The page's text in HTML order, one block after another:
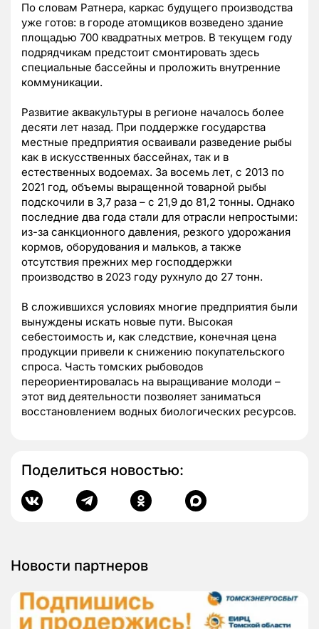
По словам Ратнера, каркас будущего производства
уже готов: в городе атомщиков возведено здание
площадью 700 квадратных метров. В текущем году
подрядчикам предстоит смонтировать здесь
специальные бассейны и проложить внутренние
коммуникации.
Развитие аквакультуры в регионе началось более
десяти лет назад. При поддержке государства
местные предприятия осваивали разведение рыбы
как в искусственных бассейнах, так и в
естественных водоемах. За восемь лет, с 2013 по
2021 год, объемы выращенной товарной рыбы
подскочили в 3,7 раза – с 21,9 до 81,2 тонны. Однако
последние два года стали для отрасли непростыми:
из-за санкционного давления, резкого удорожания
кормов, оборудования и мальков, а также
отсутствия прежних мер господдержки
производство в 2023 году рухнуло до 27 тонн.
В сложившихся условиях многие предприятия были
вынуждены искать новые пути. Высокая
себестоимость и, как следствие, конечная цена
продукции привели к снижению покупательского
спроса. Часть томских рыбоводов
переориентировалась на выращивание молоди –
этот вид деятельности позволяет заниматься
восстановлением водных биологических ресурсов.
Поделиться новостью:
Новости партнеров